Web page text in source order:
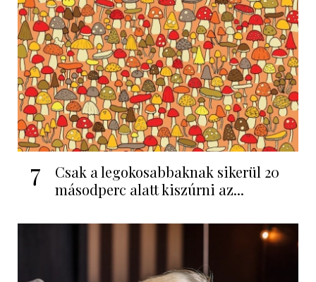
7
Csak a legokosabbaknak sikerül 20
másodperc alatt kiszúrni az...